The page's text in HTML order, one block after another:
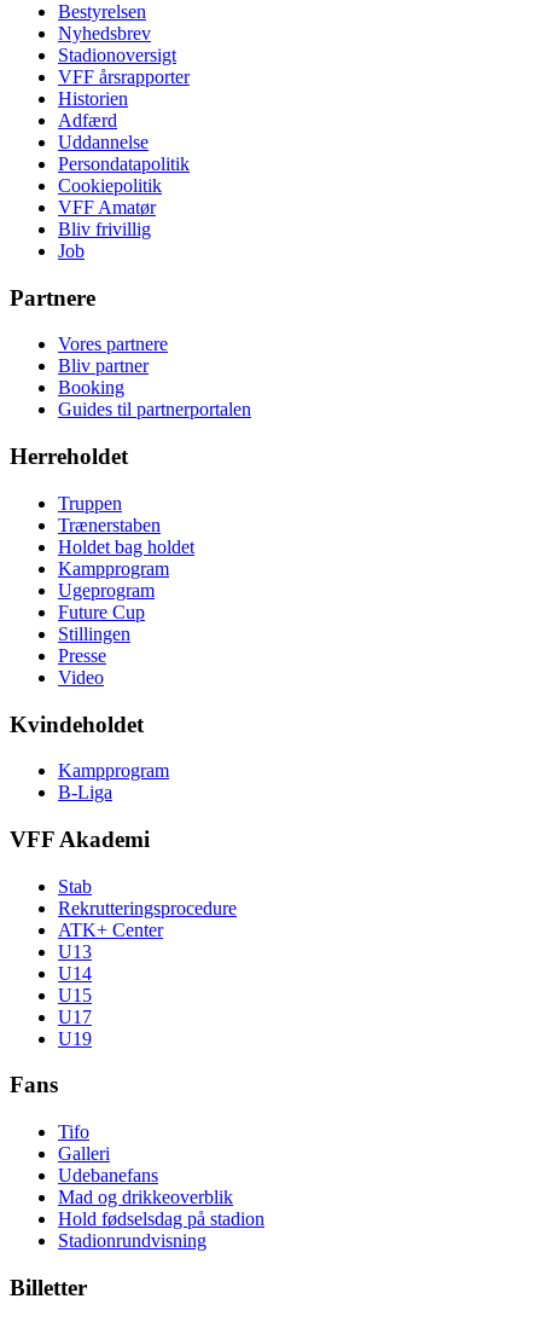
Bestyrelsen
Nyhedsbrev
Stadionoversigt
VFF årsrapporter
Historien
Adfærd
Uddannelse
Persondatapolitik
Cookiepolitik
VFF Amatør
Bliv frivillig
Job
Partnere
Vores partnere
Bliv partner
Booking
Guides til partnerportalen
Herreholdet
Truppen
Trænerstaben
Holdet bag holdet
Kampprogram
Ugeprogram
Future Cup
Stillingen
Presse
Video
Kvindeholdet
Kampprogram
B-Liga
VFF Akademi
Stab
Rekrutteringsprocedure
ATK+ Center
U13
U14
U15
U17
U19
Fans
Tifo
Galleri
Udebanefans
Mad og drikkeoverblik
Hold fødselsdag på stadion
Stadionrundvisning
Billetter